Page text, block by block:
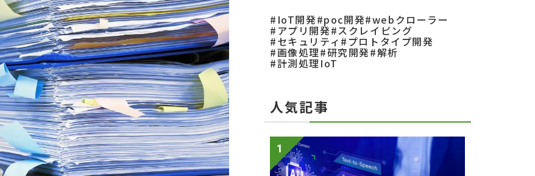
#IoT開発#poc開発#webクローラー
#アプリ開発#スクレイピング
#セキュリティ #プロトタイプ開発
#画像処理#研究開発#解析
#計測処理IoT
人気記事
1